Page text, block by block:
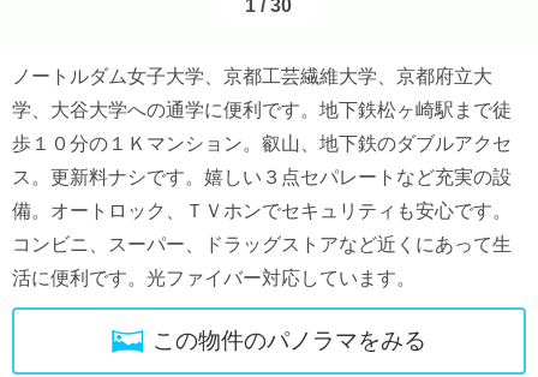
1 /30
ノートルダム女子大学、京都工芸繊維大学、京都府立大
学、大谷大学への通学に便利です。地下鉄松ヶ崎駅まで徒
歩１０分の１Ｋマンション。叡山、地下鉄のダブルアクセ
ス。更新料ナシです。嬉しい３点セパレートなど充実の設
備。オートロック、ＴＶホンでセキュリティも安心です。
コンビニ、スーパー、ドラッグストアなど近くにあって生
活に便利です。光ファイバー対応しています。
この物件のパノラマをみる